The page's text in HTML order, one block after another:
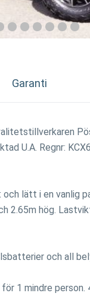
Garanti
U.A. Regnr:
lätt i en vanlig
2.65m hög.
och all
1 mindre person.